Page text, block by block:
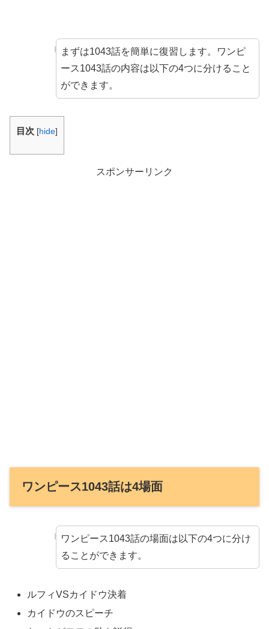
まずは1043話を簡単に復習します。ワンピ
ース1043話の内容は以下の4つに分けること
ができます。
目次 [hide]
スポンサーリンク
ワンピース1043話は4場面
ワンピース1043話の場面は以下の4つに分け
ることができます。
ルフィVSカイドウ決着
カイドウのスピーチ